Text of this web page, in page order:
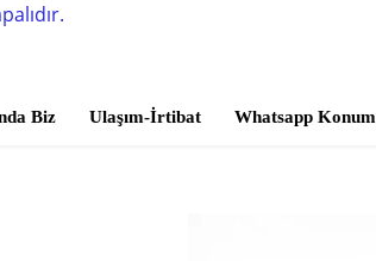
Biz Ulaşım-İrtibat Whatsapp Konum